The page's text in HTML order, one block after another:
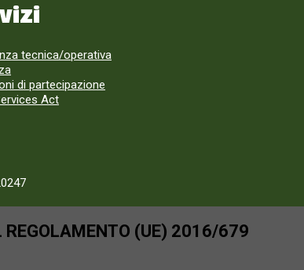
tecnica/operativa
di partecipazione
Act
REGOLAMENTO (UE) 2016/679